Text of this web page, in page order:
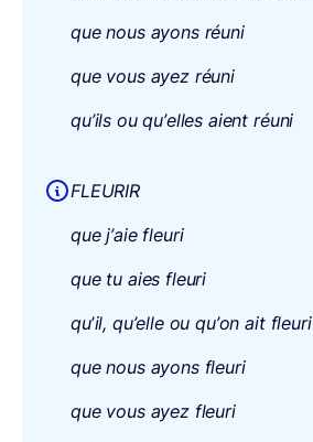
que nous ayons réuni
que vous ayez réuni
qu’ils ou qu’elles aient réuni
FLEURIR
que j’aie fleuri
que tu aies fleuri
qu’il, qu’elle ou qu’on ait fleuri
que nous ayons fleuri
que vous ayez fleuri